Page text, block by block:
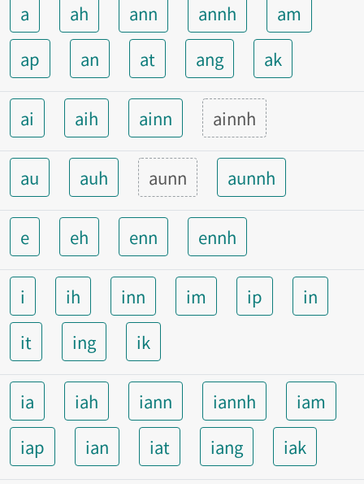
a ah ann annh
am
ap
an at ang ak
ai aih ainn ainnh
au auh aunn aunnh
e eh enn ennh
i ih inn im ip
in
it
ing ik
ia iah iann iannh
iam
iap
ian iat iang iak